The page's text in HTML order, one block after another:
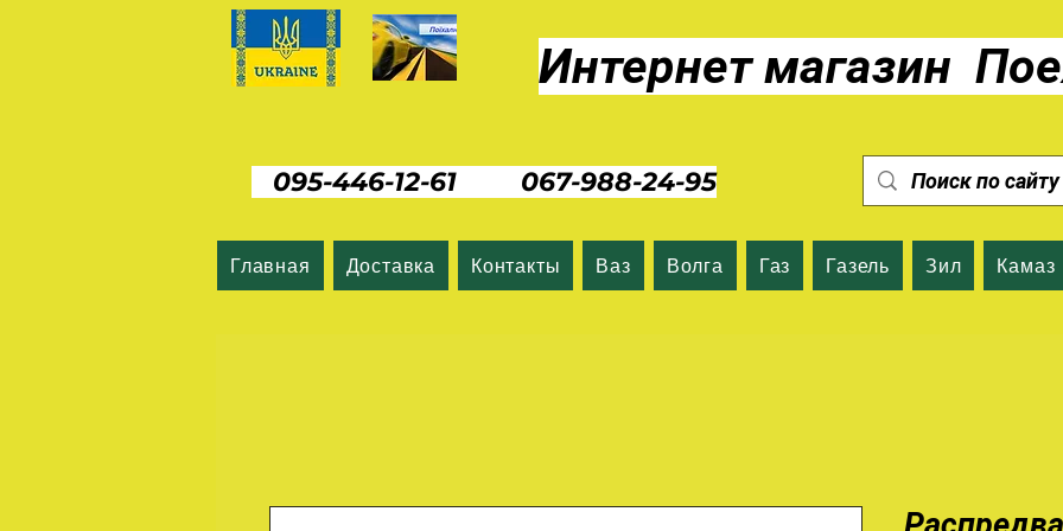
Интернет магазин
095-446-12-61 067-988-24-95
Главная Доставка Контакты Ваз Волга Газ Газель Зил Камаз